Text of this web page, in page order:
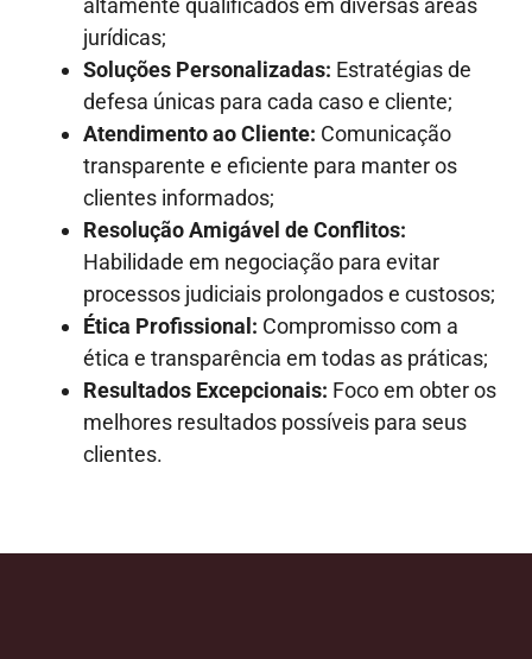
altamente qualificados em diversas áreas
jurídicas;
Soluções Personalizadas: Estratégias de
defesa únicas para cada caso e cliente;
Atendimento ao Cliente: Comunicação
transparente e eficiente para manter os
clientes informados;
Resolução Amigável de Conflitos:
Habilidade em negociação para evitar
processos judiciais prolongados e custosos;
Ética Profissional: Compromisso com a
ética e transparência em todas as práticas;
Resultados Excepcionais: Foco em obter os
melhores resultados possíveis para seus
clientes.